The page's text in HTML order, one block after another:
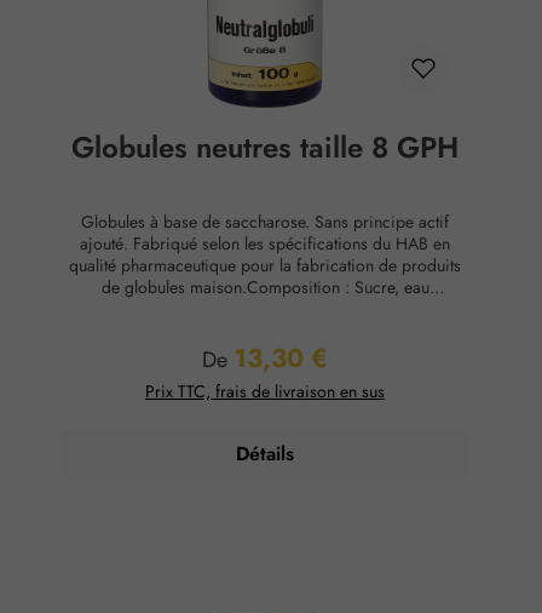
Globules neutres taille 8 GPH
Globules à base de saccharose. Sans principe actif
ajouté. Fabriqué selon les spécifications du HAB en
qualité pharmaceutique pour la fabrication de produits
de globules maison.Composition : Sucre, eau
Prix régulier :
De 13,30 €
Prix TTC, frais de livraison en sus
Détails